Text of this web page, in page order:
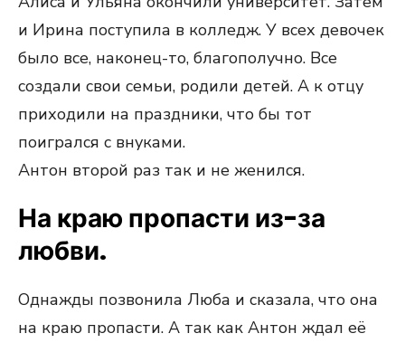
и Ирина поступила в колледж. У всех девочек
было все, наконец-то, благополучно. Все
создали свои семьи, родили детей. А к отцу
приходили на праздники, что бы тот
поигрался с внуками.
Антон второй раз так и не женился.
На краю пропасти из-за
любви.
Однажды позвонила Люба и сказала, что она
на краю пропасти. А так как Антон ждал её